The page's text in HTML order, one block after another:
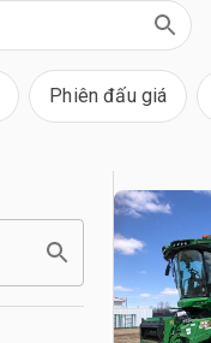
Phiên đấu giá